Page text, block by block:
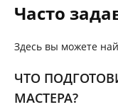
Часто
Здесь вы можете
ЧТО
МАСТЕРА?